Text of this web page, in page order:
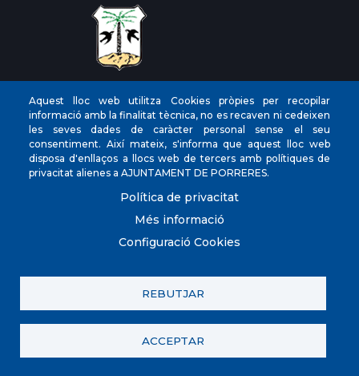
CIF
‎P0704300C
Direccions
Plaça de la Vila, 17 CP: 07260
Telèfon (+34) 971 647221
Fax
(+34) 971 168265
910/605 098 760
Contacta amb nosaltres
Política de privacitat
Política de galetes (Cookies)
Política de Xarxes Socials
Aquest lloc web utilitza Cookies pròpies per recopilar
informació amb la finalitat tècnica, no es recaven ni cedeixen
les seves dades de caràcter personal sense el seu
consentiment. Així mateix, s'informa que aquest lloc web
disposa d'enllaços a llocs web de tercers amb polítiques de
privacitat alienes a AJUNTAMENT DE PORRERES.
Política de privacitat
Més informació
Configuració Cookies
REBUTJAR
ACCEPTAR